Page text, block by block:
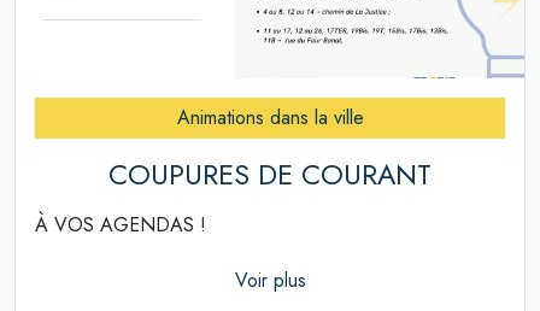
Animations dans la ville
COUPURES DE COURANT
À VOS AGENDAS !
Voir plus